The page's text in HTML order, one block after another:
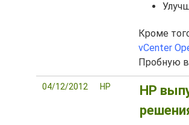
Кроме
vCenter
Пробную
04/12/2012 HP
HP